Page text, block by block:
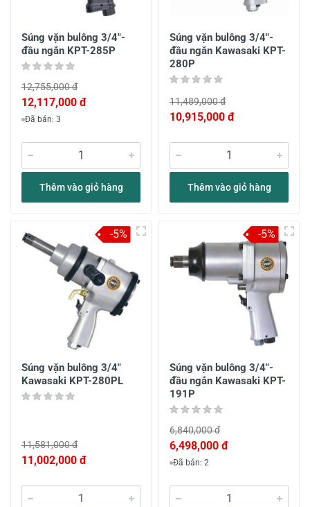
Súng vặn bulông 3/4"-
đầu ngắn KPT-285P
12,755,000 đ
12,117,000 đ
Đã bán: 3
Thêm vào giỏ hàng
Súng vặn bulông 3/4"-
đầu ngắn Kawasaki KPT-
280P
11,489,000 đ
10,915,000 đ
Thêm vào giỏ hàng
Súng vặn bulông 3/4"
Kawasaki KPT-280PL
11,581,000 đ
11,002,000 đ
-5%
Súng vặn bulông 3/4"-
đầu ngắn Kawasaki KPT-
191P
6,840,000 đ
6,498,000 đ
Đã bán: 2
-5%